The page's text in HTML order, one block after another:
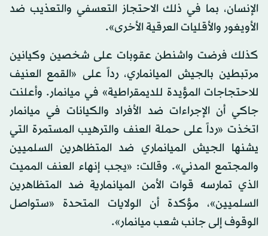
الإنسان، بما في ذلك الاحتجاز التعسفي والتعذيب ضد
الأويغور والأقليات العرقية الأخرى».
كذلك فرضت واشنطن عقوبات على شخصين وكيانين
مرتبطين بالجيش الميانماري، رداً على «القمع العنيف
للاحتجاجات المؤيدة للديمقراطية» في ميانمار. وأعلنت
جاكي أن الإجراءات ضد الأفراد والكيانات في ميانمار
اتخذت «رداً على حملة العنف والترهيب المستمرة التي
يشنها الجيش الميانماري ضد المتظاهرين السلميين
والمجتمع المدني». وقالت: «يجب إنهاء العنف المميت
الذي تمارسه قوات الأمن الميانمارية ضد المتظاهرين
السلميين»، مؤكدة أن الولايات المتحدة «ستواصل
الوقوف إلى جانب شعب ميانمار».